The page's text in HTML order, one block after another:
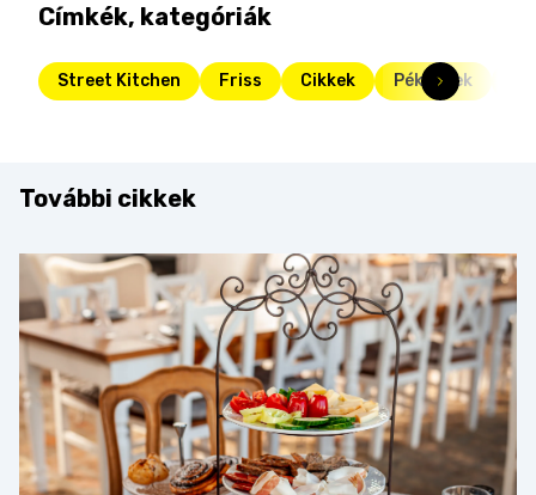
Címkék, kategóriák
Street Kitchen Friss Cikkek Pékségek
További cikkek